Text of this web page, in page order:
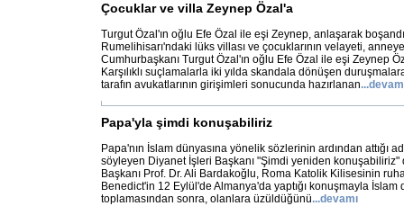
Çocuklar ve villa Zeynep Özal'a
Turgut Özal'ın oğlu Efe Özal ile eşi Zeynep, anlaşarak
Rumelihisarı'ndaki lüks villası ve çocuklarının velayeti,
Cumhurbaşkanı Turgut Özal'ın oğlu Efe Özal ile eşi Zeynep
Karşılıklı suçlamalarla iki yılda skandala dönüşen
tarafın avukatlarının girişimleri sonucunda hazırlanan...
Papa'yla şimdi konuşabiliriz
Papa'nın İslam dünyasına yönelik sözlerinin ardından attığı
söyleyen Diyanet İşleri Başkanı "Şimdi yeniden konuşabiliriz"
Başkanı Prof. Dr. Ali Bardakoğlu, Roma Katolik Kilisesinin
Benedict'in 12 Eylül'de Almanya'da yaptığı konuşmayla İslam
toplamasından sonra, olanlara üzüldüğünü...devamı